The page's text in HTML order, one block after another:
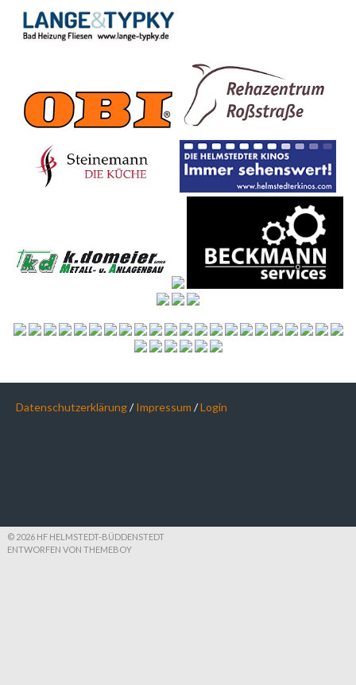
Datenschutzerklärung/Impressum /Login
© 2026 HF HELMSTEDT-BÜDDENSTEDT
ENTWORFEN VON THEMEBOY